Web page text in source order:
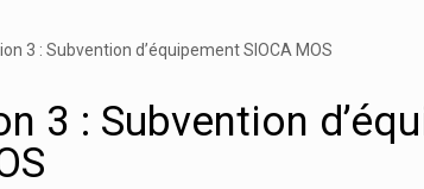
3 : Subvention d’équipement SIOCA MOS
3 : Subvention